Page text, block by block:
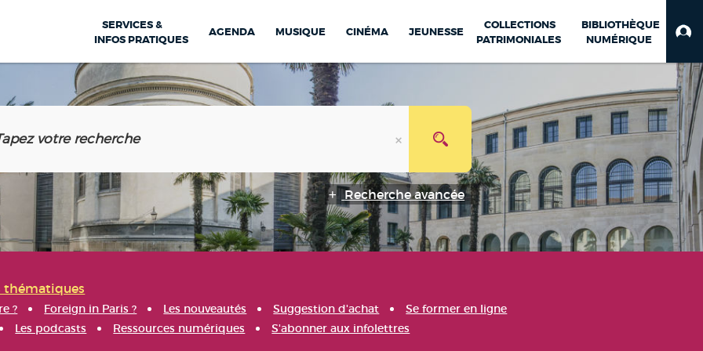
SERVICES &
INFOS PRATIQUES
AGENDA MUSIQUE CINÉMA JEUNESSE
COLLECTIONS
PATRIMONIALES
BIBLIOTHÈQUE
NUMÉRIQUE
Recherche avancée
thématiques
? Foreign in Paris ? Les nouveautés Suggestion d'achat
Se former en ligne
Les podcasts Ressources numériques S'abonner aux infolettres